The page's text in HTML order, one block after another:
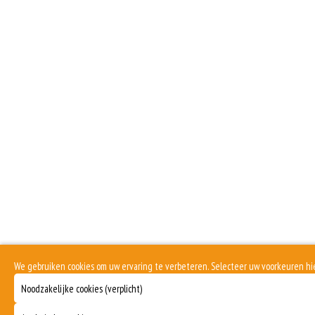
We gebruiken cookies om uw ervaring te verbeteren. Selecteer uw voorkeuren
Noodzakelijke cookies (verplicht)